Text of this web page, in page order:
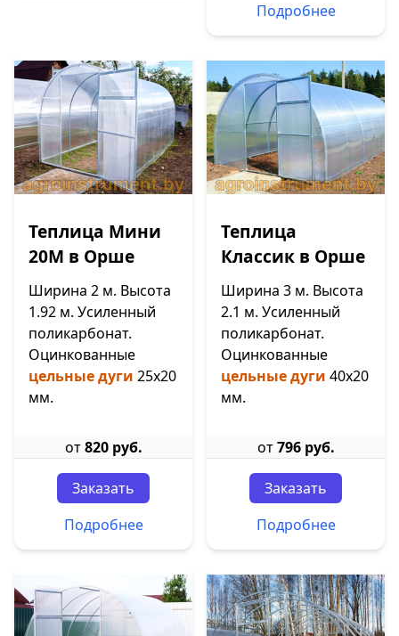
Подробнее
Теплица Мини
20М в Орше
Ширина 2 м. Высота
1.92 м. Усиленный
поликарбонат.
Оцинкованные
цельные дуги 25х20
мм.
от820 руб.
Заказать
Подробнее
Теплица
Классик в Орше
Ширина 3 м. Высота
2.1 м. Усиленный
поликарбонат.
Оцинкованные
цельные дуги 40х20
мм.
от796 руб.
Заказать
Подробнее